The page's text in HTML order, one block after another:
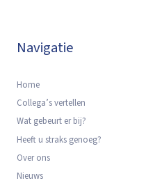
Navigatie
Home
Collega’s vertellen
Wat gebeurt er bij?
Heeft u straks genoeg?
Over ons
Nieuws